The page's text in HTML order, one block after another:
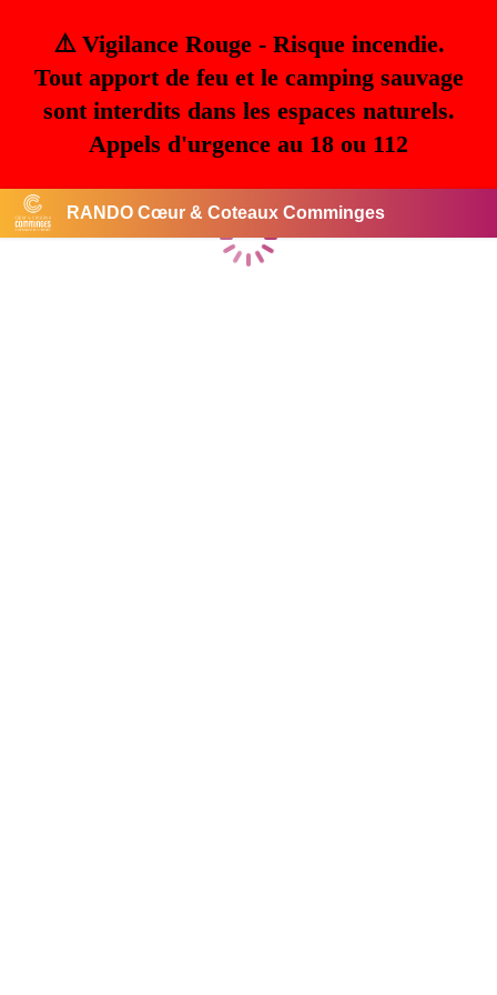
⚠️ Vigilance Rouge - Risque incendie.
Tout apport de feu et le camping sauvage
sont interdits dans les espaces naturels.
Appels d'urgence au 18 ou 112
RANDO Cœur & Coteaux Comminges
Chargement